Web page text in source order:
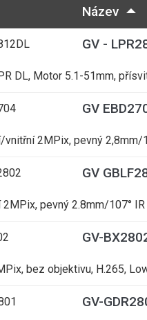
Název
GV -
DL, Motor 5.1-51mm,
GV
vnitřní 2MPix, pevný 2,8mm/
GV
pevný 2.8mm/107° IR
GV-
bez objektivu, H.265,
GV-